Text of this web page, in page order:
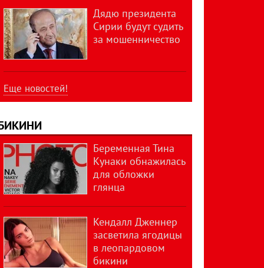
Дядю президента
Сирии будут судить
за мошенничество
Еще новостей!
Беременная Тина
Кунаки обнажилась
для обложки
глянца
Кендалл Дженнер
засветила ягодицы
в леопардовом
бикини